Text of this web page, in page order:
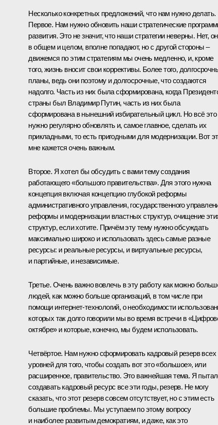
Несколько конкретных предложений, что нам нужно делать.
Первое. Нам нужно обновить наши стратегические
развития. Это не значит, что наши стратегии неверны. Нет,
в общем и целом, вполне попадают, но с другой стороны –
движемся по этим стратегиям мы очень медленно, и, кроме
того, жизнь вносит свои коррективы. Более того,
планы, ведь они поэтому и долгосрочные, что создаются
надолго. Часть из них была сформирована, когда
страны был Владимир Путин, часть из них была
сформирована в нынешний избирательный цикл. Но всё это
нужно регулярно обновлять и, самое главное, сделать их
прикладными, то есть пригодными для модернизации. Вот
мне кажется очень важным.
Второе. Я хотел бы обсудить с вами тему создания
работающего «большого правительства». Для этого нужна
концепция включая концепцию глубокой реформы
административного управления, государственного
реформы и модернизации властных структур, очищение
структур, если хотите. Причём эту тему нужно обсуждать
максимально широко и использовать здесь самые разные
ресурсы: и реальные ресурсы, и виртуальные ресурсы,
и партийные, и независимые.
Третье. Очень важно вовлечь в эту работу как можно
людей, как можно больше организаций, в том числе при
помощи интернет-технологий, о необходимости
которых так долго говорили мы во время встречи в
октябре» и которые, конечно, мы будем использовать.
Четвёртое. Нам нужно сформировать кадровый резерв всех
уровней для того, чтобы создать вот это «большое», или
расширенное, правительство. Это важнейшая тема. Я
создавать кадровый ресурс все эти годы, резерв. Не могу
сказать, что этот резерв совсем отсутствует, но с этим есть
большие проблемы. Мы уступаем по этому вопросу
и наиболее развитым демократиям, и даже, как это